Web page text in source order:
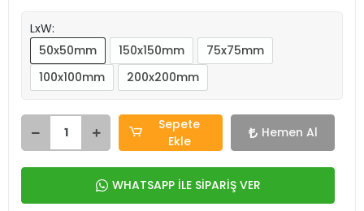
LxW:
50x50mm
150x150mm
75x75mm
100x100mm
200x200mm
Sepete
Ekle
Hemen Al
WHATSAPP İLE SİPARİŞ VER